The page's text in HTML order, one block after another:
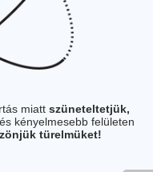
miatt szüneteltetjük,
kényelmesebb felületen
türelmüket!